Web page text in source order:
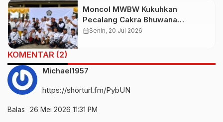
Moncol MWBW Kukuhkan
Pecalang Cakra Bhuwana
Nusantara
calendar_monthSenin, 20 Jul 2026
KOMENTAR (2)
Michael1957
https://shorturl.fm/PybUN
Balas 26 Mei 2026 11:31 PM